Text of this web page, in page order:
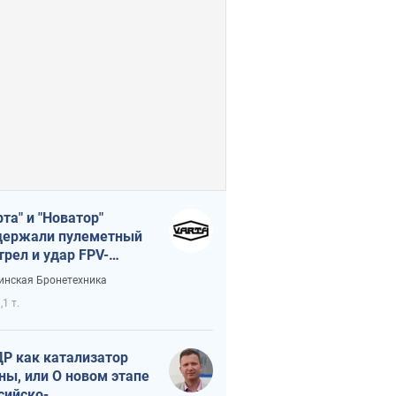
и "Новатор"
пулеметный
и удар FPV-
сохранив жизнь
Бронетехника
т.
как катализатор
или О новом этапе